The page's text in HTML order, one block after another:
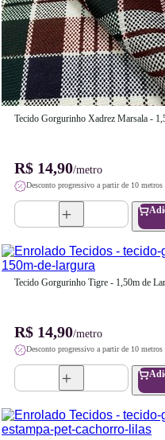
Tecido Gorgurinho Xadrez Marsala -
R$ 14,90/metro
Desconto progressivo a partir de 10 metros
Tecido Gorgurinho Tigre - 1,50m de
R$ 14,90/metro
Desconto progressivo a partir de 10 metros